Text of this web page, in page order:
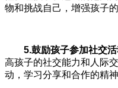
物和挑战自己，增强孩子
5.鼓励孩子参加社交活
高孩子的社交能力和人际
动，学习分享和合作的精神